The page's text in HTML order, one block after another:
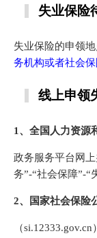
失业保险
失业保险的申领
务机构或者社会
线上申领
1、全国人力资源
政务服务平台网
务”-“社会保障”-“
2、国家社会保险
（